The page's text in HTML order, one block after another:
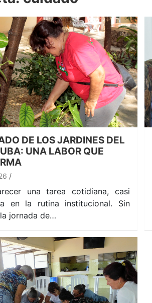
DE LOS JARDINES DEL
UNA LABOR QUE
una tarea cotidiana, casi
en la rutina institucional. Sin
jornada de…